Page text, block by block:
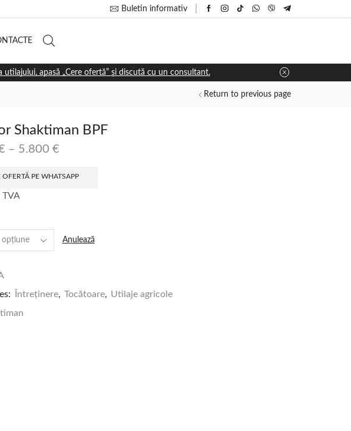
Buletin informativ
apasă „Cere ofertă” și discută cu un consultant.
Return to previous page
Shaktiman BPF
– 5.800 €
OFERTĂ PE WHATSAPP
TVA
Anulează
Întreținere, Tocătoare, Utilaje agricole